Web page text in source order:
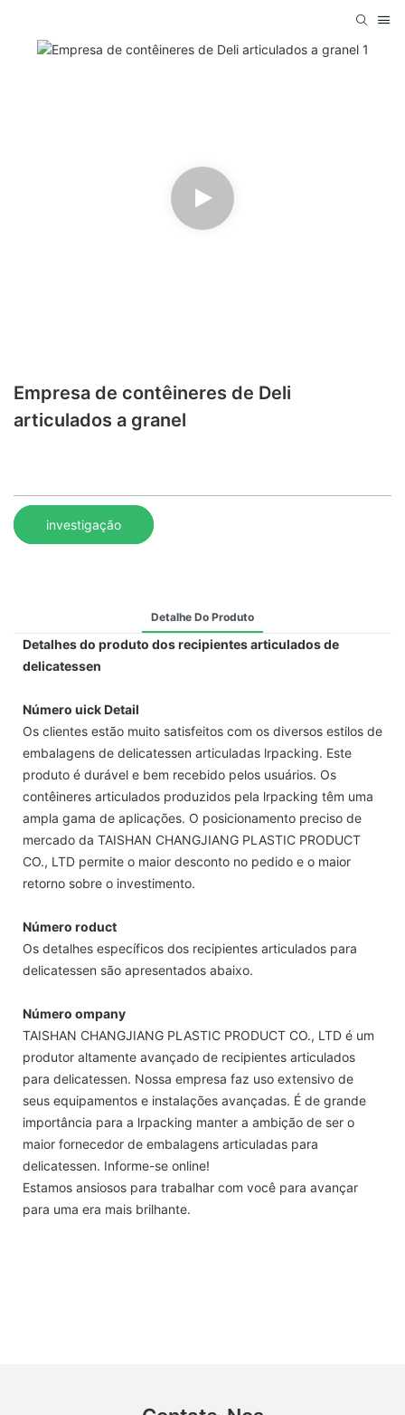
Empresa de contêineres de Deli
articulados a granel
investigação
Detalhe Do Produto
Detalhes do produto dos recipientes articulados de
delicatessen
Número uick Detail
Os clientes estão muito satisfeitos com os diversos estilos de
embalagens de delicatessen articuladas lrpacking. Este
produto é durável e bem recebido pelos usuários. Os
contêineres articulados produzidos pela lrpacking têm uma
ampla gama de aplicações. O posicionamento preciso de
mercado da TAISHAN CHANGJIANG PLASTIC PRODUCT
CO., LTD permite o maior desconto no pedido e o maior
retorno sobre o investimento.
Número roduct
Os detalhes específicos dos recipientes articulados para
delicatessen são apresentados abaixo.
Número ompany
TAISHAN CHANGJIANG PLASTIC PRODUCT CO., LTD é um
produtor altamente avançado de recipientes articulados
para delicatessen. Nossa empresa faz uso extensivo de
seus equipamentos e instalações avançadas. É de grande
importância para a lrpacking manter a ambição de ser o
maior fornecedor de embalagens articuladas para
delicatessen. Informe-se online!
Estamos ansiosos para trabalhar com você para avançar
para uma era mais brilhante.